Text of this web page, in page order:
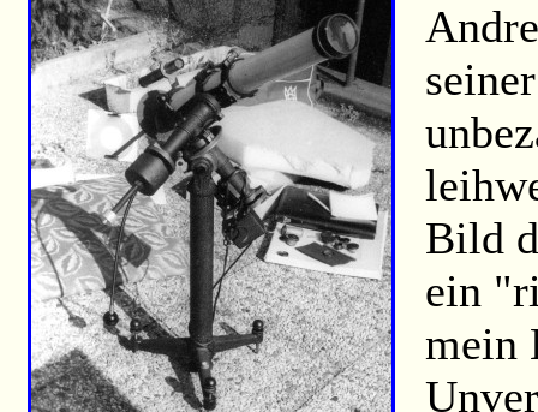
Bild
ein
mein